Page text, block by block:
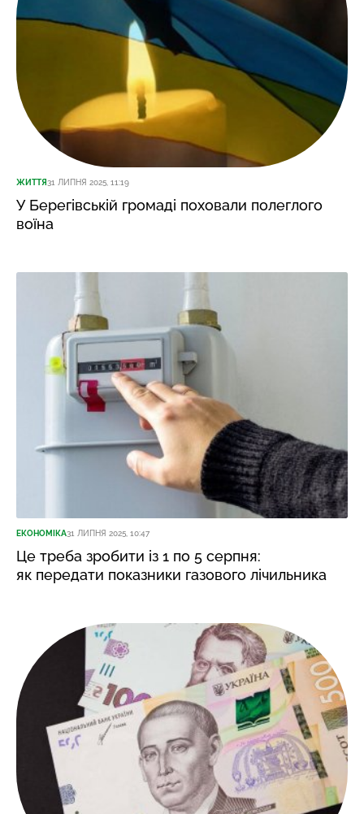
ЖИТТЯ31 ЛИПНЯ 2025, 11:19
У Берегівській громаді поховали полеглого
воїна
ЕКОНОМІКА31 ЛИПНЯ 2025, 10:47
Це треба зробити із 1 по 5 серпня:
як передати показники газового лічильника